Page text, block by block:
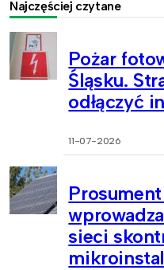
Najczęściej czytane
Pożar
Śląsku.
odłączyć
11-07-2026
Prosument
sieci